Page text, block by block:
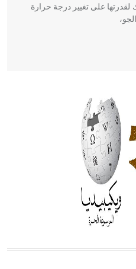
لقدرتها على تغيير درجة حرارة
ورسالته في جروح الرأس. ويعود
والفلسفة.
يتكون في البحر ويتركب
أحمر أو شديد الحمرة وهو
ويسمى الش
اللفظ تم اعتمادها مصطلحاً